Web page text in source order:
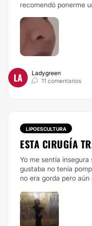
recomendó ponerme
LA
Ladygreen
11 comentarios
LIPOESCULTURA
ESTA CIRUGÍA
Yo me sentía
gustaba no tenía
no era gorda pero aún